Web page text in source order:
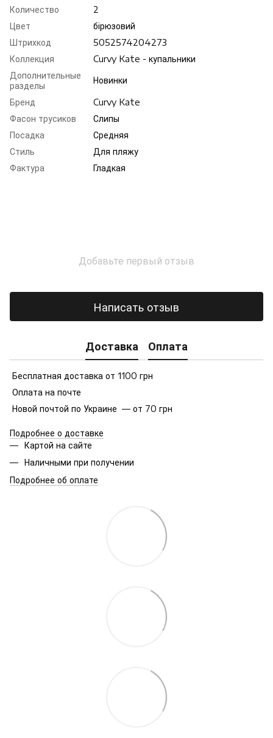
Количество
2
Цвет
бірюзовий
Штрихкод
5052574204273
Коллекция
Curvy Kate - купальники
Дополнительные
разделы
Новинки
Бренд
Curvy Kate
Фасон трусиков
Слипы
Посадка
Средняя
Стиль
Для пляжу
Фактура
Гладкая
Добавьте первый отзыв
Написать отзыв
Доставка Оплата
Бесплатная доставка от 1100 грн
Оплата на почте
Новой почтой по Украине — от 70 грн
Подробнее о доставке
Картой на сайте
Наличными при получении
Подробнее об оплате